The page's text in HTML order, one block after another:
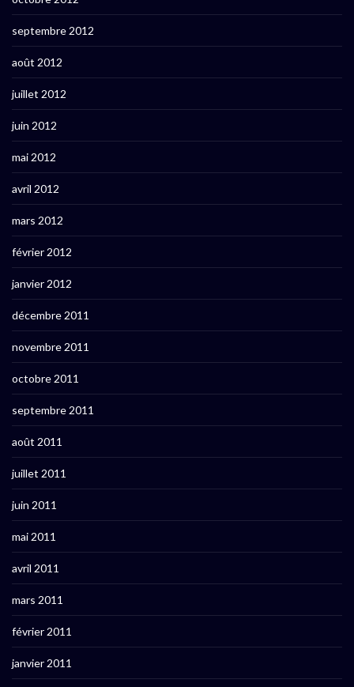
septembre 2012
août 2012
juillet 2012
juin 2012
mai 2012
avril 2012
mars 2012
février 2012
janvier 2012
décembre 2011
novembre 2011
octobre 2011
septembre 2011
août 2011
juillet 2011
juin 2011
mai 2011
avril 2011
mars 2011
février 2011
janvier 2011